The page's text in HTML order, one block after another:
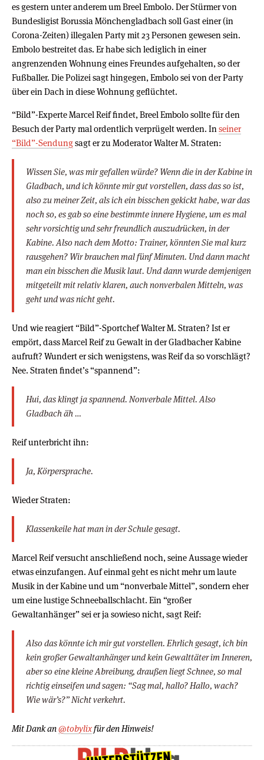
es gestern unter anderem um Breel Embolo. Der Stürmer von
Bundesligist Borussia Mönchengladbach soll Gast einer (in
Corona-Zeiten) illegalen Party mit 23 Personen gewesen sein.
Embolo bestreitet das. Er habe sich lediglich in einer
angrenzenden Wohnung eines Freundes aufgehalten, so der
Fußballer. Die Polizei sagt hingegen, Embolo sei von der Party
über ein Dach in diese Wohnung geflüchtet.
“Bild”-Experte Marcel Reif findet, Breel Embolo sollte für den
Besuch der Party mal ordentlich verprügelt werden. Inseiner
“Bild”-Sendungsagt er zu Moderator Walter M. Straten:
Wissen Sie, was mir gefallen würde? Wenn die in der Kabine in
Gladbach, und ich könnte mir gut vorstellen, dass das so ist,
also zu meiner Zeit, als ich ein bisschen gekickt habe, war das
noch so, es gab so eine bestimmte innere Hygiene, um es mal
sehr vorsichtig und sehr freundlich auszudrücken, in der
Kabine. Also nach dem Motto: Trainer, könnten Sie mal kurz
rausgehen? Wir brauchen mal fünf Minuten. Und dann macht
man ein bisschen die Musik laut. Und dann wurde demjenigen
mitgeteilt mit relativ klaren, auch nonverbalen Mitteln, was
geht und was nicht geht.
Und wie reagiert “Bild”-Sportchef Walter M. Straten? Ist er
empört, dass Marcel Reif zu Gewalt in der Gladbacher Kabine
aufruft? Wundert er sich wenigstens, was Reif da so vorschlägt?
Nee. Straten findet’s “spannend”:
Hui, das klingt ja spannend. Nonverbale Mittel. Also
Gladbach äh …
Reif unterbricht ihn:
Ja, Körpersprache.
Wieder Straten:
Klassenkeile hat man in der Schule gesagt.
Marcel Reif versucht anschließend noch, seine Aussage wieder
etwas einzufangen. Auf einmal geht es nicht mehr um laute
Musik in der Kabine und um “nonverbale Mittel”, sondern eher
um eine lustige Schneeballschlacht. Ein “großer
Gewaltanhänger” sei er ja sowieso nicht, sagt Reif:
Also das könnte ich mir gut vorstellen. Ehrlich gesagt, ich bin
kein großer Gewaltanhänger und kein Gewalttäter im Inneren,
aber so eine kleine Abreibung, draußen liegt Schnee, so mal
richtig einseifen und sagen: “Sag mal, hallo? Hallo, wach?
Wie wär’s?” Nicht verkehrt.
Mit Dank an@tobylixfür den Hinweis!